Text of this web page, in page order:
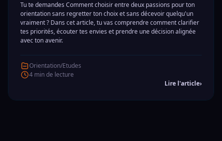
Tu te demandes Comment choisir entre deux passions pour ton
orientation sans regretter ton choix et sans décevoir quelqu'un
vraiment ? Dans cet article, tu vas comprendre comment clarifier
tes priorités, écouter tes envies et prendre une décision alignée
avec ton avenir.
Orientation/Etudes
4 min de lecture
Lire l'article›